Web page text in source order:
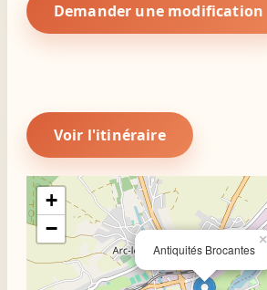
Demander une modification
Voir l'itinéraire
Antiquités Brocantes
×
+
−